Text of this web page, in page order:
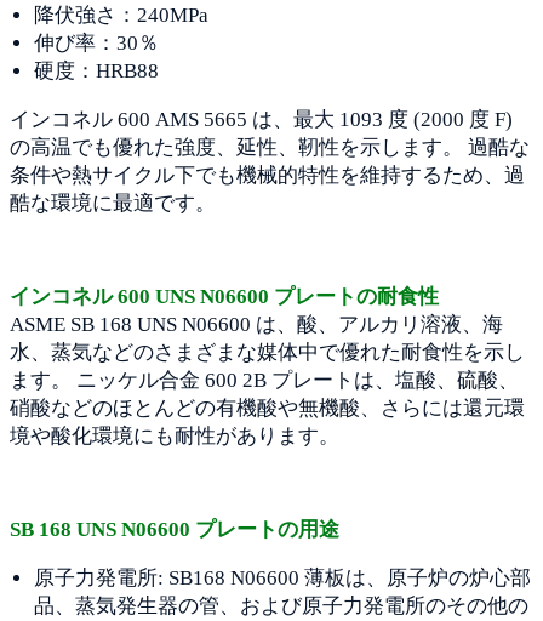
降伏強さ：240MPa
伸び率：30％
硬度：HRB88
インコネル 600 AMS 5665 は、最大 1093 度 (2000 度 F)
の高温でも優れた強度、延性、靭性を示します。 過酷な
条件や熱サイクル下でも機械的特性を維持するため、過
酷な環境に最適です。
インコネル 600 UNS N06600 プレートの耐食性
ASME SB 168 UNS N06600 は、酸、アルカリ溶液、海
水、蒸気などのさまざまな媒体中で優れた耐食性を示し
ます。 ニッケル合金 600 2B プレートは、塩酸、硫酸、
硝酸などのほとんどの有機酸や無機酸、さらには還元環
境や酸化環境にも耐性があります。
SB 168 UNS N06600 プレートの用途
原子力発電所: SB168 N06600 薄板は、原子炉の炉心部
品、蒸気発生器の管、および原子力発電所のその他の